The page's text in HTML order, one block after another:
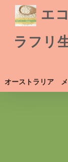
エ
ラフリ
オーストラリア